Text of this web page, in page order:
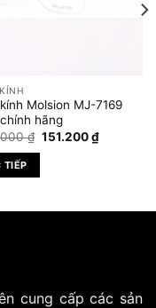
Molsion MJ-7169
hãng
₫ Giá
151.200₫Giá
hiện
TIẾP
cung cấp các sản